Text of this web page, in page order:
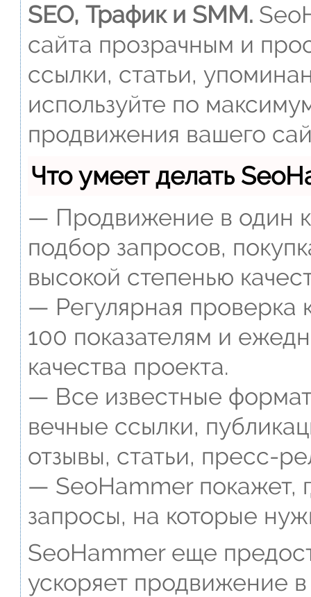
SEO, Трафик и SMM.
сайта прозрачным и
ссылки, статьи,
используйте по
продвижения вашего
Что умеет делать
— Продвижение в один
подбор запросов,
высокой степенью
— Регулярная проверка
100 показателям и
качества проекта.
— Все известные
вечные ссылки,
отзывы, статьи, пресс-
— SeoHammer покажет,
запросы, на которые
SeoHammer еще
ускоряет продвижение